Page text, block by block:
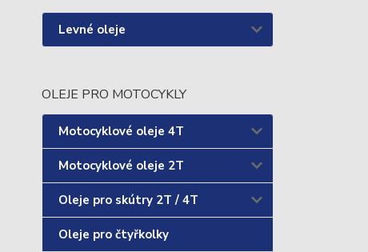
Levné oleje
OLEJE PRO MOTOCYKLY
Motocyklové oleje 4T
Motocyklové oleje 2T
Oleje pro skútry 2T / 4T
Oleje pro čtyřkolky